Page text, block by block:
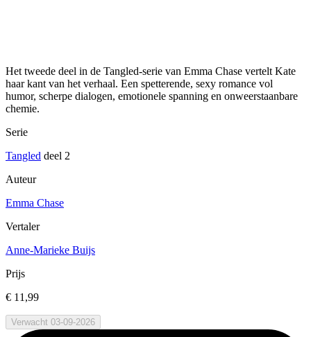
Het tweede deel in de Tangled-serie van Emma Chase vertelt Kate
haar kant van het verhaal. Een spetterende, sexy romance vol
humor, scherpe dialogen, emotionele spanning en onweerstaanbare
chemie.
Serie
Tangled deel 2
Auteur
Emma Chase
Vertaler
Anne-Marieke Buijs
Prijs
€ 11,99
Verwacht 03-09-2026